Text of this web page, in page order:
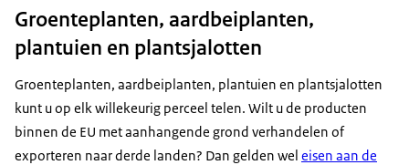
Groenteplanten, aardbeiplanten,
plantuien en plantsjalotten
Groenteplanten, aardbeiplanten, plantuien en plantsjalotten
kunt u op elk willekeurig perceel telen. Wilt u de producten
binnen de EU met aanhangende grond verhandelen of
exporteren naar derde landen? Dan gelden wel eisen aan de